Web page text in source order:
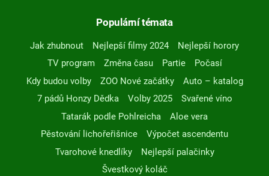
Populární témata
Jak zhubnout Nejlepší filmy 2024
Nejlepší horory
TV program
Změna času Partie
Počasí
Kdy budou volby
ZOO Nové začátky
Auto – katalog
7 pádů Honzy Dědka
Volby 2025
Svařené víno
Tatarák podle Pohlreicha
Aloe vera
Pěstování lichořeřišnice
Výpočet ascendentu
Tvarohové knedlíky
Nejlepší palačinky
Švestkový koláč